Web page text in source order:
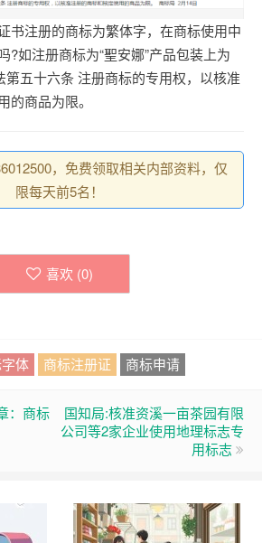
书注册的商标为繁体字，在商标使用中
?如注册商标为“聖安娜”产品包装上为
第五十六条 注册商标的专用权，以核准
的商品为限。
，免费领取相关内部资料，仅
限每天前5名！
喜欢 (0)
体 商标注册证 商标申请
：商标
国知局:核准资溪一亩茶园有限
公司等2家企业使用地理标志专
用标志